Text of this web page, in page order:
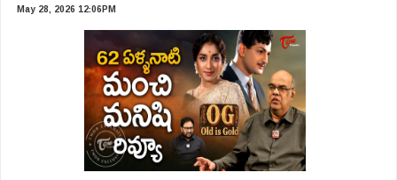
May 28, 2026 12:06PM